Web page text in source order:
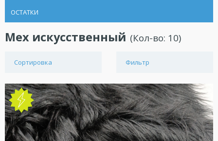
ОСТАТКИ
Мех искусственный (Кол-во: 10)
Сортировка Фильтр
NEW